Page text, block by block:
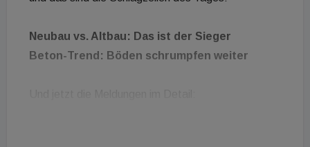
Neubau vs. Altbau: Das ist der Sieger
Beton-Trend: Böden schrumpfen weiter